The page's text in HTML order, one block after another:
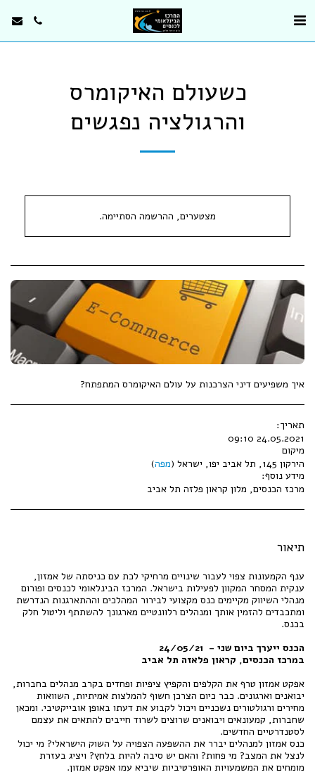
כשעולם האיקומרס
והרגולציה נפגשים
מצטערים, ההרשמה הסתיימה.
איך משפיעים דיני הצרכנות על עולם האיקומרס המתפתח?
תאריך:
24.05.2021 09:10
מיקום
הירקון 145, תל אביב יפו, ישראל (
מפה)
מידע נוסף:
מרכז הכנסים, מלון קראון פלזה תל אביב
תיאור
ענף הקמעונות צפוי לעבור שינויים מרחיקי לכת עם כניסתה של אמזון,
ענקית המסחר המקוון לפעילות בישראל. המרכז הבינלאומי לכנסים ופורום
מנהלי השיווק מקיימים כנס מקצועי לבירור המהלכים וההתארגנות הנדרשת
ומתכבדים להזמין אותך ומנהלים רלוונטיים מארגונך להשתתף וליטול חלק
בכנס.
הכנס ייערך ביום שני - 24/05/21
במרכז הכנסים, קראון פלאזה תל אביב
אפקט אמזון טרף את הקלפים והקפיץ ציפיות ופחדים בקרב מנהלים בחברות,
יבואנים וארגונים. כבר כיום הצרכן חשוף להמלצות אמיתיות, השוואות
מחירים ורגולטורים נשכניים ויכול לקבוע את דעתו באופן אובייקטיבי. ומכאן
שחברות, קמעונאים ויבואנים שרוצים לשרוד חייבים להתאים את עצמם
לסטנדרטיים החדשים.
כנס אמזון למנהלים יברר את ההשפעה הצפויה על השוק הישראלי? מי יכול
לנצל את המצב? מי פחות? והאם יש סיבה להיות בלחץ? ויציג בעזרת
מומחים את המשמעויות האופרטיביות שיביא עמו אפקט אמזון.